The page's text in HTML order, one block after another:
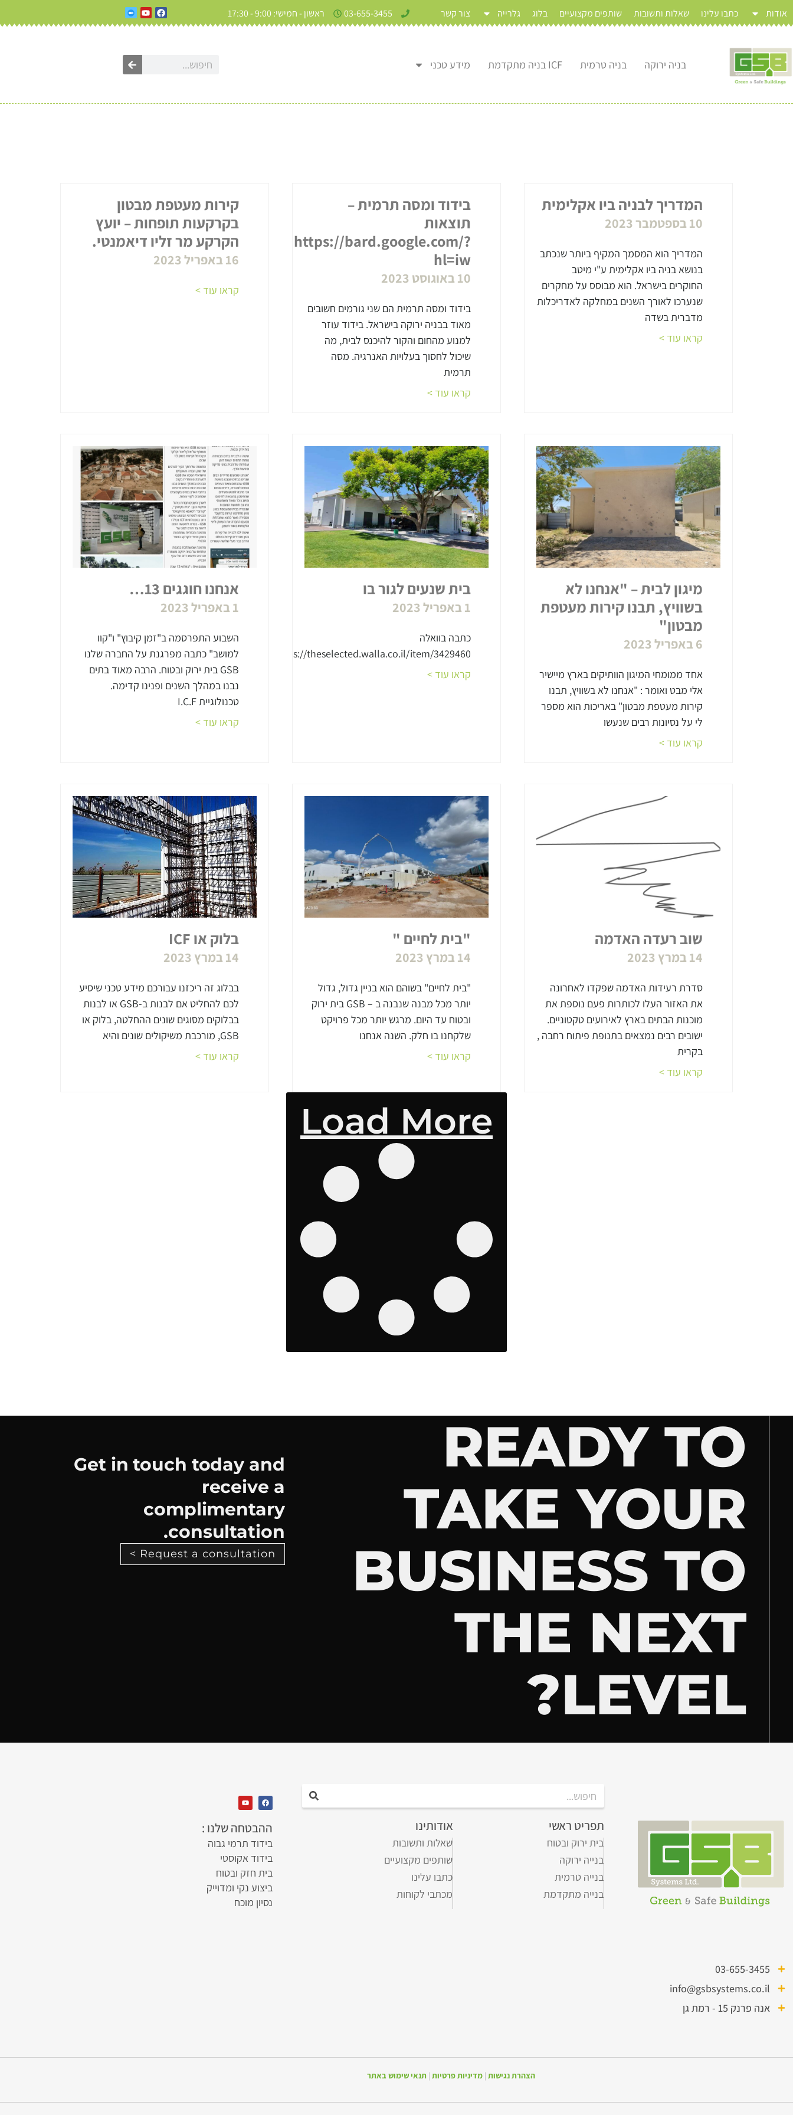
אודות כתבו עלינו שאלות ותשובות שותפים מקצועיים בלוג גלרייה צור קשר 03-655-3455 ראשון - חמישי: 9:00 - 17:30
בניה ירוקה בניה טרמית ICF בניה מתקדמת מידע טכני
המדריך לבניה ביו אקלימית
10 בספטמבר 2023
המדריך הוא המסמך המקיף ביותר שנכתב
בנושא בניה ביו אקלימית ע"י מיטב
החוקרים בישראל. הוא מבוסס על מחקרים
שנערכו לאורך השנים במחלקה לאדריכלות
מדברית בשדה
קראו עוד >
בידוד ומסה תרמית –
תוצאות
https://bard.google.com/?
hl=iw
10 באוגוסט 2023
בידוד ומסה תרמית הם שני גורמים חשובים
מאוד בבניה ירוקה בישראל. בידוד עוזר
למנוע מהחום והקור להיכנס לבית, מה
שיכול לחסוך בעלויות האנרגיה. מסה
תרמית
קראו עוד >
קירות מעטפת מבטון
בקרקעות תופחות – יועץ
הקרקע מר זליו דיאמנטי.
16 באפריל 2023
קראו עוד >
מיגון לבית – "אנחנו לא
בשוויץ, תבנו קירות מעטפת
מבטון"
6 באפריל 2023
אחד ממומחי המיגון הוותיקים בארץ מיישיר
אלי מבט ואומר : "אנחנו לא בשוויץ, תבנו
קירות מעטפת מבטון" באריכות הוא מספר
לי על נסיונות רבים שנעשו
קראו עוד >
בית שנעים לגור בו
1 באפריל 2023
כתבה בוואלה
https://theselected.walla.co.il/item/3429460
קראו עוד >
אנחנו חוגגים 13…
1 באפריל 2023
השבוע התפרסמה ב"זמן קיבוץ" ו"קוו
למושב" כתבה מפרגנת על החברה שלנו
GSB בית ירוק ובטוח. הרבה מאוד בתים
נבנו במהלך השנים ופנינו קדימה.
טכנולוגיית I.C.F
קראו עוד >
שוב רעדה האדמה
14 במרץ 2023
סדרת רעידות האדמה שפקדו לאחרונה
את האזור העלו לכותרות פעם נוספת את
מוכנות הבתים בארץ לאירועים טקטוניים.
ישובים רבים נמצאים בתנופת פיתוח רחבה ,
בקרית
קראו עוד >
"בית לחיים "
14 במרץ 2023
"בית לחיים" בשוהם הוא בניין גדול, גדול
יותר מכל מבנה שנבנה ב – GSB בית ירוק
ובטוח עד היום. מרגש יותר מכל פרויקט
שלקחנו בו חלק. השנה אנחנו
קראו עוד >
בלוק או ICF
14 במרץ 2023
בבלוג זה ריכזנו עבורכם מידע טכני שיסיע
לכם להחליט אם לבנות ב-GSB או לבנות
בבלוקים מסוגים שונים ההחלטה, בלוק או
GSB, מורכבת משיקולים שונים והיא
קראו עוד >
Load More
READY TO
TAKE YOUR
BUSINESS TO
THE NEXT
LEVEL?
Get in touch today and
receive a
complimentary
consultation.
Request a consultation >
03-655-3455
info@gsbsystems.co.il
אנה פרנק 15 - רמת גן
תפריט ראשי אודותינו
בית ירוק ובטוח
בנייה ירוקה
בנייה טרמית
בנייה מתקדמת
שאלות ותשובות
שותפים מקצועיים
כתבו עלינו
מכתבי לקוחות
ההבטחה שלנו :
בידוד תרמי גבוה
בידוד אקוסטי
בית חזק ובטוח
ביצוע נקי ומדוייק
נסיון מוכח
הצהרת נגישות |מדיניות פרטיות |תנאי שימוש באתר